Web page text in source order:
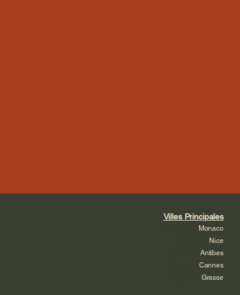
Villes Principales
Monaco
Nice
Antibes
Cannes
Grasse